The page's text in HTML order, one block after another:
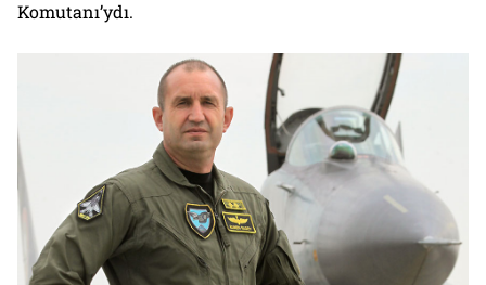
Komutanı’ydı.